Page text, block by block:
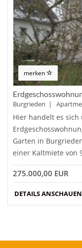
merken
Burgrieden |
Hier handelt es
Garten in
einer Kaltmiete von
275.000,00 EUR
DETAILS